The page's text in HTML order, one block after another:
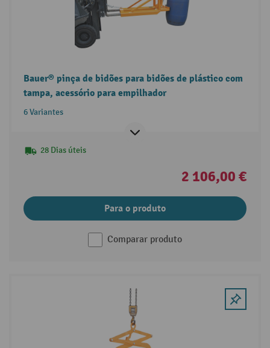
Bauer® pinça de bidões para bidões de plástico com
tampa, acessório para empilhador
6 Variantes
28 Dias úteis
2 106,00 €
Para o produto
Comparar produto